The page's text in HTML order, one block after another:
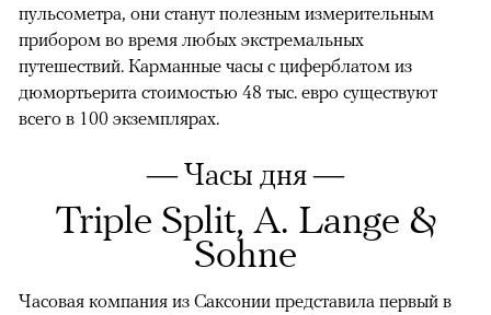
пульсометра, они станут полезным измерительным
прибором во время любых экстремальных
путешествий. Карманные часы с циферблатом из
дюмортьерита стоимостью 48 тыс. евро существуют
всего в 100 экземплярах.
— Часы дня —
Triple Split, A. Lange &
Sohne
Часовая компания из Саксонии представила первый в